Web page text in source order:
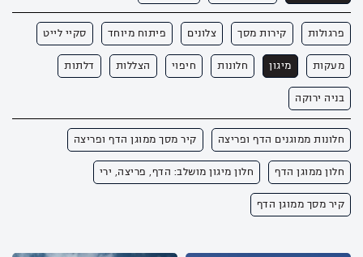
פרגולות קירות מסך צלונים פיתוח מיוחד סקיי לייט
מעקות מיגון חלונות חיפוי הצללות דלתות
בניה ירוקה
חלונות ממוגנים הדף ופריצה קיר מסך ממוגן הדף ופריצה
חלון ממוגן הדף חלון מיגון מושלב: הדף, פריצה, ירי
קיר מסך ממוגן הדף